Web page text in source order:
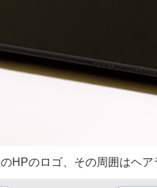
HPのロゴ、その周囲はヘ